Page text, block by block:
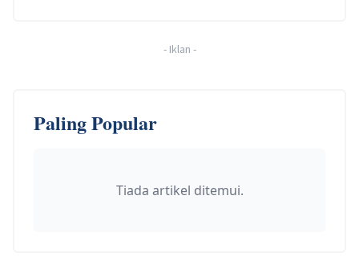
- Iklan -
Paling Popular
Tiada artikel ditemui.